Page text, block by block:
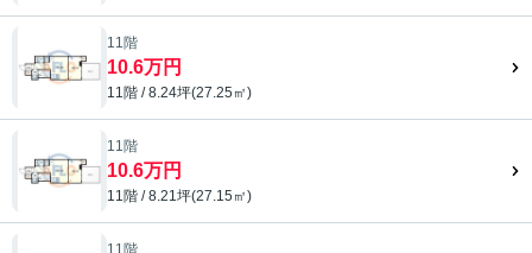
11階
10.6万円
11階 / 8.24坪(27.25㎡)
11階
10.6万円
11階 / 8.21坪(27.15㎡)
11階